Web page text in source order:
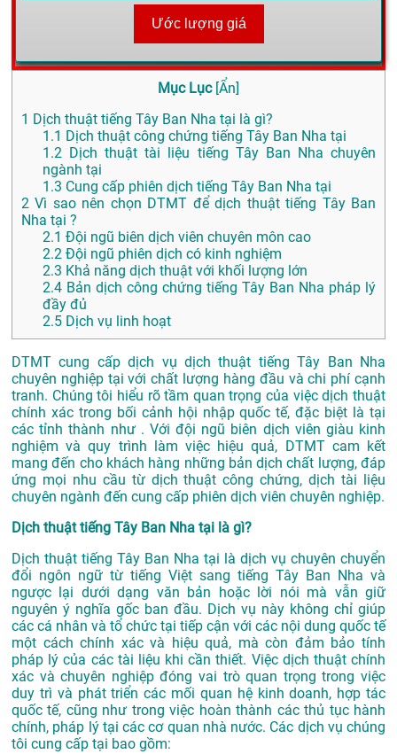
Ước lượng giá
Mục Lục [Ẩn]
1 Dịch thuật tiếng Tây Ban Nha tại là gì?
1.1 Dịch thuật công chứng tiếng Tây Ban Nha tại
1.2 Dịch thuật tài liệu tiếng Tây Ban Nha chuyên
ngành tại
1.3 Cung cấp phiên dịch tiếng Tây Ban Nha tại
2 Vì sao nên chọn DTMT để dịch thuật tiếng Tây Ban
Nha tại ?
2.1 Đội ngũ biên dịch viên chuyên môn cao
2.2 Đội ngũ phiên dịch có kinh nghiệm
2.3 Khả năng dịch thuật với khối lượng lớn
2.4 Bản dịch công chứng tiếng Tây Ban Nha pháp lý
đầy đủ
2.5 Dịch vụ linh hoạt
DTMT cung cấp dịch vụ dịch thuật tiếng Tây Ban Nha
chuyên nghiệp tại với chất lượng hàng đầu và chi phí cạnh
tranh. Chúng tôi hiểu rõ tầm quan trọng của việc dịch thuật
chính xác trong bối cảnh hội nhập quốc tế, đặc biệt là tại
các tỉnh thành như . Với đội ngũ biên dịch viên giàu kinh
nghiệm và quy trình làm việc hiệu quả, DTMT cam kết
mang đến cho khách hàng những bản dịch chất lượng, đáp
ứng mọi nhu cầu từ dịch thuật công chứng, dịch tài liệu
chuyên ngành đến cung cấp phiên dịch viên chuyên nghiệp.
Dịch thuật tiếng Tây Ban Nha tại là gì?
Dịch thuật tiếng Tây Ban Nha tại là dịch vụ chuyên chuyển
đổi ngôn ngữ từ tiếng Việt sang tiếng Tây Ban Nha và
ngược lại dưới dạng văn bản hoặc lời nói mà vẫn giữ
nguyên ý nghĩa gốc ban đầu. Dịch vụ này không chỉ giúp
các cá nhân và tổ chức tại tiếp cận với các nội dung quốc tế
một cách chính xác và hiệu quả, mà còn đảm bảo tính
pháp lý của các tài liệu khi cần thiết. Việc dịch thuật chính
xác và chuyên nghiệp đóng vai trò quan trọng trong việc
duy trì và phát triển các mối quan hệ kinh doanh, hợp tác
quốc tế, cũng như trong việc hoàn thành các thủ tục hành
chính, pháp lý tại các cơ quan nhà nước. Các dịch vụ chúng
tôi cung cấp tại bao gồm: